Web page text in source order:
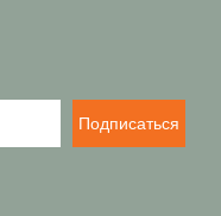
Подписаться